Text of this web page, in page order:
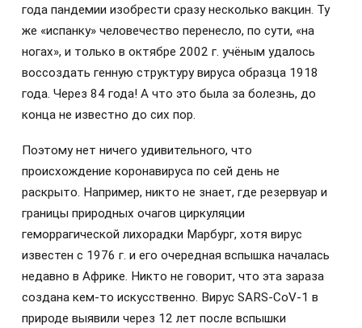
года пандемии изобрести сразу несколько вакцин. Ту
же «испанку» человечество перенесло, по сути, «на
ногах», и только в октябре 2002 г. учёным удалось
воссоздать генную структуру вируса образца 1918
года. Через 84 года! А что это была за болезнь, до
конца не известно до сих пор.
Поэтому нет ничего удивительного, что
происхождение коронавируса по сей день не
раскрыто. Например, никто не знает, где резервуар и
границы природных очагов циркуляции
геморрагической лихорадки Марбург, хотя вирус
известен с 1976 г. и его очередная вспышка началась
недавно в Африке. Никто не говорит, что эта зараза
создана кем-то искусственно. Вирус SARS-CoV-1 в
природе выявили через 12 лет после вспышки